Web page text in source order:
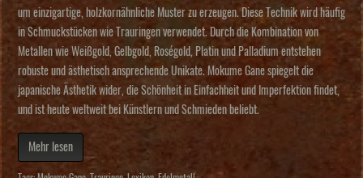
um einzigartige, holzkornähnliche Muster zu erzeugen. Diese Technik wird häufig
in Schmuckstücken wie Trauringen verwendet. Durch die Kombination von
Metallen wie Weißgold, Gelbgold, Roségold, Platin und Palladium entstehen
robuste und ästhetisch ansprechende Unikate. Mokume Gane spiegelt die
japanische Ästhetik wider, die Schönheit in Einfachheit und Imperfektion findet,
und ist heute weltweit bei Künstlern und Schmieden beliebt.
Mehr lesen